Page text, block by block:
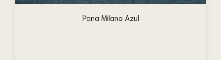
Pana Milano Azul